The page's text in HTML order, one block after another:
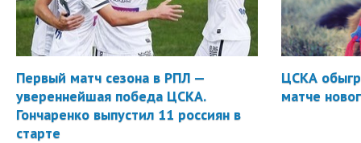
Первый матч сезона в РПЛ —
увереннейшая победа ЦСКА.
Гончаренко выпустил 11 россиян в
старте
ЦСКА
матче